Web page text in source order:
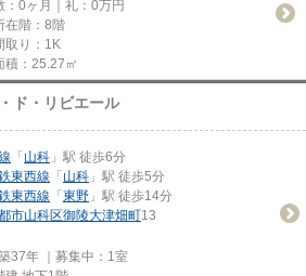
：0ヶ月｜礼：0万円
在階：8階
取り：1K
積：25.27㎡
ド・リビエール
「 山科 」駅 徒歩6分
東西線 「 山科 」駅 徒歩5分
東西線 「 東野 」駅 徒歩14分
市山科区御陵大津畑町13
37年 ｜募集中： 1室